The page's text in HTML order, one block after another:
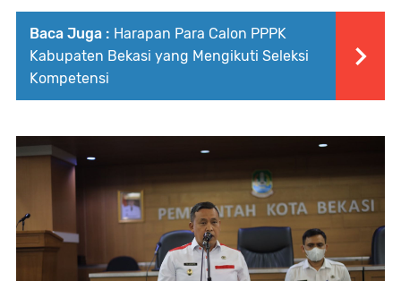
Baca Juga : Harapan Para Calon PPPK
Kabupaten Bekasi yang Mengikuti Seleksi
Kompetensi